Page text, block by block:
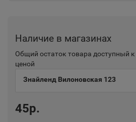
Наличие в магазинах
Общий остаток товара доступный к
ценой
Знайленд Вилоновская 123
45р.